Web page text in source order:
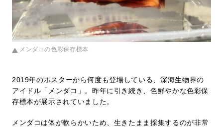
メンダコの色彩保存標本
2019年のポスターから何度も登場している、深海生物界の
アイドル「メンダコ」。昨年に引き続き、色鮮やかな色彩保
存標本が展示されていました。
メンダコは体が軟らかいため、生きたまま採集するのが非常